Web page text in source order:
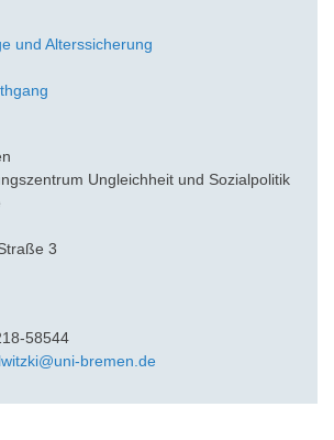
und Alterssicherung
Ungleichheit und Sozialpolitik
3
58544
bremen.de